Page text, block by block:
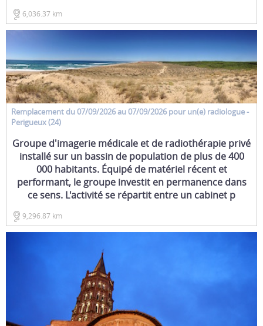
6,036.37 km
Remplacement du 07/09/2026 au 07/09/2026 pour un(e) radiologue-
Perigueux (24)
Groupe d'imagerie médicale et de radiothérapie privé
installé sur un bassin de population de plus de 400
000 habitants. Équipé de matériel récent et
performant, le groupe investit en permanence dans
ce sens. L'activité se répartit entre un cabinet p
9,296.87 km